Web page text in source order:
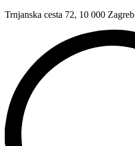
Trnjanska cesta 72, 10 000 Zagreb